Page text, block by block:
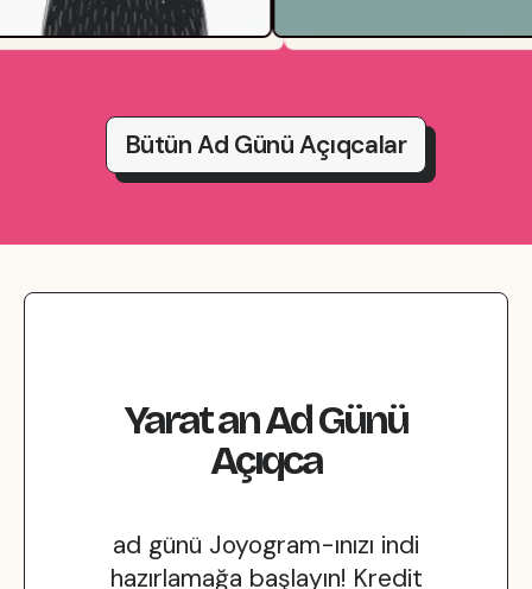
Bütün Ad Günü Açıqcalar
YaratanAd Günü
Açıqca
ad günü Joyogram-ınızı indi
hazırlamağa başlayın! Kredit